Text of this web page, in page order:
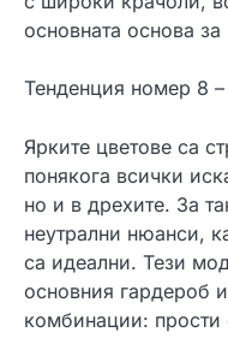
основната основа
Тенденция номер 8 –
Ярките цветове са
понякога всички
но и в дрехите. За
неутрални нюанси,
са идеални. Тези
основния гардероб
комбинации: прости